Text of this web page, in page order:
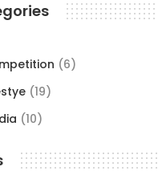
(6)
(19)
(10)